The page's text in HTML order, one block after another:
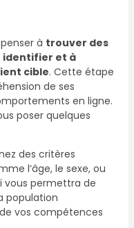
à trouver des
identifier et à
cible. Cette étape
de ses
en ligne.
poser quelques
des critères
l’âge, le sexe, ou
vous permettra de
population
vos compétences